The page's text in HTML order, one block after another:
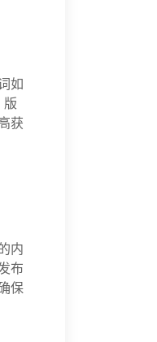
如
版
获
内
布
保